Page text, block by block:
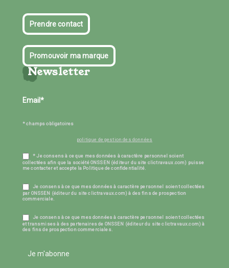
Prendre contact
Promouvoir ma marque
Newsletter
* champs obligatoires
politique de gestion des données
* Je consens à ce que mes données à caractère personnel soient
collectées afin que la société ONSSEN (éditeur du site clictravaux.com) puisse
me contacter et accepte la Politique de confidentialité.
Je consens à ce que mes données à caractère personnel soient collectées
par ONSSEN (éditeur du site clictravaux.com) à des fins de prospection
commerciale.
Je consens à ce que mes données à caractère personnel soient collectées
et transmises à des partenaires de ONSSEN (éditeur du site clictravaux.com) à
des fins de prospection commerciales.
Je m'abonne